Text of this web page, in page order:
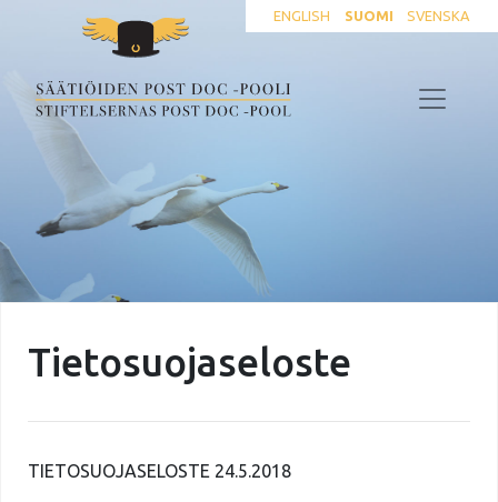
ENGLISH SUOMI SVENSKA
Tietosuojaseloste
TIETOSUOJASELOSTE 24.5.2018